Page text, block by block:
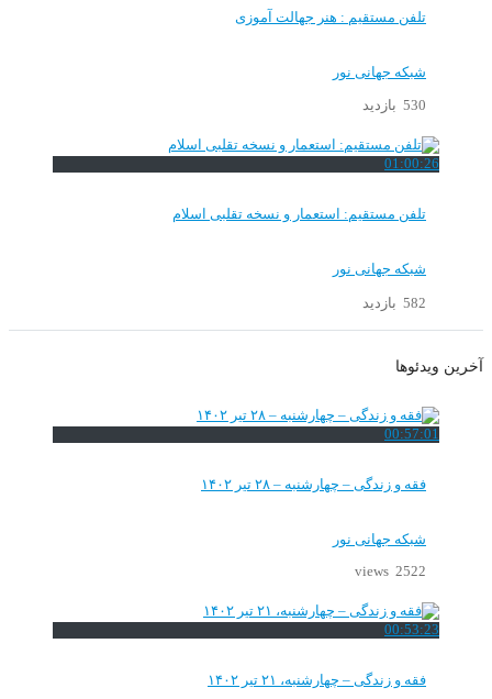
تلفن مستقیم : هنر جهالت آموزی
شبکه جهانی نور
530 بازدید
01:00:26
تلفن مستقیم: استعمار و نسخه تقلبی اسلام
شبکه جهانی نور
582 بازدید
آخرین ویدئوها
00:57:01
فقه و زندگی – چهارشنبه – ۲۸ تیر ۱۴۰۲
شبکه جهانی نور
2522 views
00:53:23
فقه و زندگی – چهارشنبه، ۲۱ تیر ۱۴۰۲